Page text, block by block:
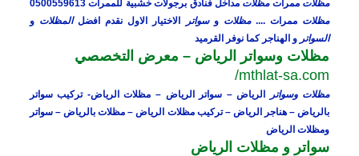
مظلات ممراتمظلات مداخل فنادق برجولات خشبية للممرات 0500559613
مظلات ممرات ....مظلات وسواتر الاختيار الاول نقدم افضلالمظلات و
السواتر و الهناجر كما نوفر القرميد
مظلات وسواتر الرياض – معرض التخصصي
mthlat-sa.com/
مظلات وسواتر
الرياض – سواتر الرياض – مظلات الرياض- تركيب سواتر
بالرياض – هناجر الرياض – تركيب مظلات الرياض – مظلات بالرياض – سواتر
ومظلات الرياض
سواتر و مظلات الرياض